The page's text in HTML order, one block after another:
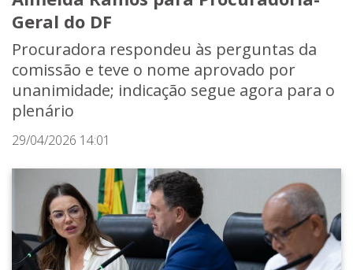
Geral do DF
Procuradora respondeu às perguntas da
comissão e teve o nome aprovado por
unanimidade; indicação segue agora para o
plenário
29/04/2026 14:01